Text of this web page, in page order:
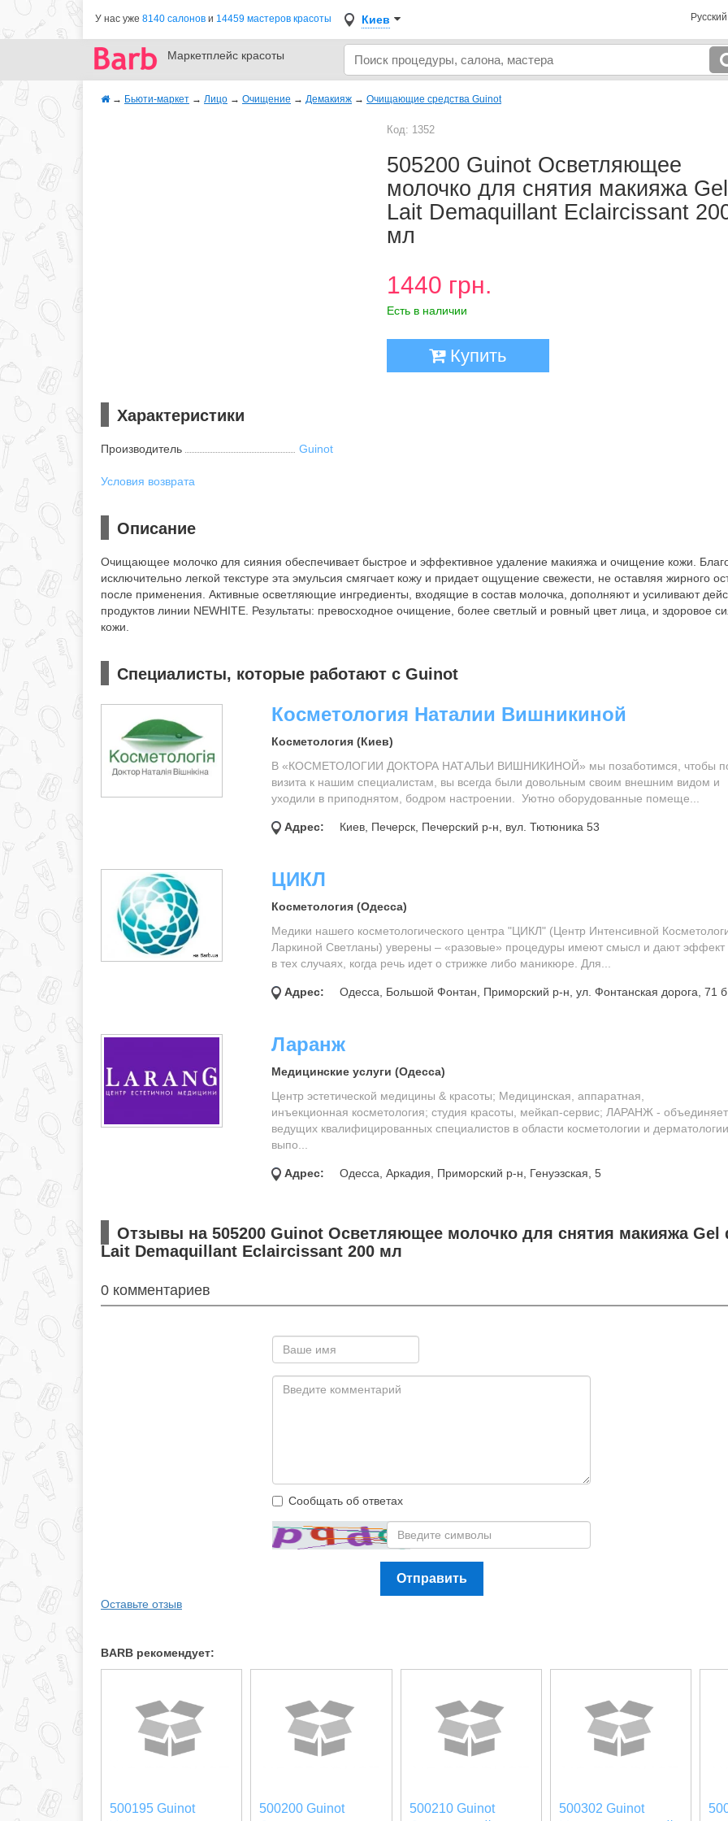
У нас уже 8140 салонов и 14459 мастеров красоты Киев
Маркетплейс красоты
→ Бьюти-маркет → Лицо → Очищение → Демакияж → Очищающие средства Guinot
Код: 1352
505200 Guinot Осветляющее
молочко для снятия макияжа
Lait Demaquillant Eclaircissant
мл
1440 грн.
Есть в наличии
Купить
Характеристики
Производитель Guinot
Условия возврата
Описание
Очищающее молочко для сияния обеспечивает быстрое и эффективное удаление макияжа и очищение кожи.
исключительно легкой текстуре эта эмульсия смягчает кожу и придает ощущение свежести, не оставляя жирного
после применения. Активные осветляющие ингредиенты, входящие в состав молочка, дополняют и усиливают
продуктов линии NEWHITE. Результаты: превосходное очищение, более светлый и ровный цвет лица, и здоровое
кожи.
Специалисты, которые работают с Guinot
Косметология Наталии Вишникиной
Косметология (Киев)
В «КОСМЕТОЛОГИИ ДОКТОРА НАТАЛЬИ ВИШНИКИНОЙ» мы позаботимся, чтобы
визита к нашим специалистам, вы всегда были довольным своим внешним видом и
уходили в приподнятом, бодром настроении. Уютно оборудованные помеще...
Адрес: Киев, Печерск, Печерский р-н, вул. Тютюника 53
ЦИКЛ
Косметология (Одесса)
Медики нашего косметологического центра "ЦИКЛ" (Центр Интенсивной
Ларкиной Светланы) уверены – «разовые» процедуры имеют смысл и дают
в тех случаях, когда речь идет о стрижке либо маникюре. Для...
Адрес: Одесса, Большой Фонтан, Приморский р-н, ул. Фонтанская дорога, 71 б
Ларанж
Медицинские услуги (Одесса)
Центр эстетической медицины & красоты; Медицинская, аппаратная,
инъекционная косметология; студия красоты, мейкап-сервис; ЛАРАНЖ - объединяет
ведущих квалифицированных специалистов в области косметологии и
выпо...
Адрес: Одесса, Аркадия, Приморский р-н, Генуэзская, 5
Отзывы на 505200 Guinot Осветляющее молочко для снятия макияжа Gel
Lait Demaquillant Eclaircissant 200 мл
0 комментариев
Сообщать об ответах
Отправить
Оставьте отзыв
BARB рекомендует:
500195 Guinot
500200 Guinot
500210 Guinot
500302 Guinot